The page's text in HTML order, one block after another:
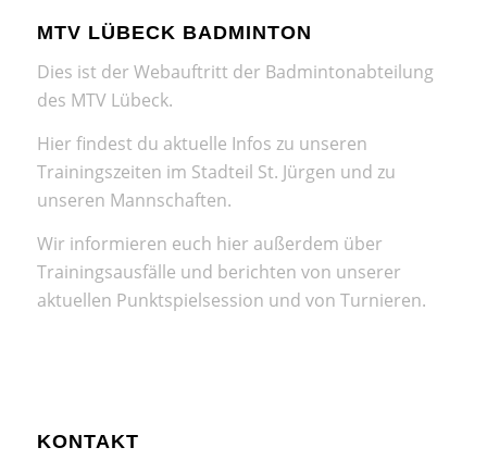
MTV LÜBECK BADMINTON
Dies ist der Webauftritt der Badmintonabteilung
des MTV Lübeck.
Hier findest du aktuelle Infos zu unseren
Trainingszeiten im Stadteil St. Jürgen und zu
unseren Mannschaften.
Wir informieren euch hier außerdem über
Trainingsausfälle und berichten von unserer
aktuellen Punktspielsession und von Turnieren.
KONTAKT